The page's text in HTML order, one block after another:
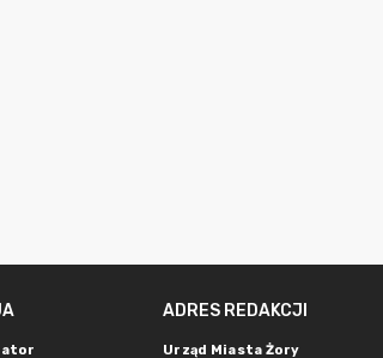
ADRES REDAKCJI
Urząd Miasta Żory